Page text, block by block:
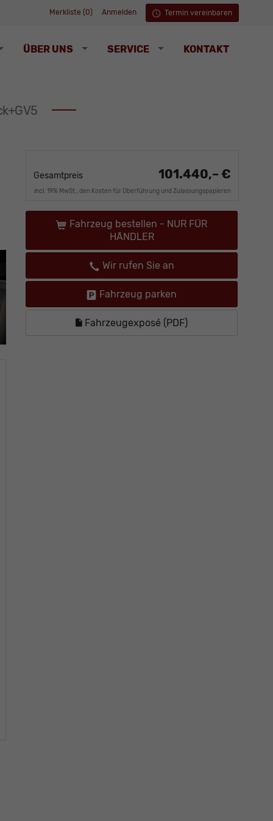
Merkliste (0) Anmelden Termin vereinbaren
ÜBER UNS SERVICE KONTAKT
Gesamtpreis 101.440,– €
incl. 19% MwSt., den Kosten für Überführung und Zulassungspapieren
Fahrzeug bestellen - NUR FÜR
HÄNDLER
Wir rufen Sie an
Fahrzeug parken
Fahrzeugexposé (PDF)